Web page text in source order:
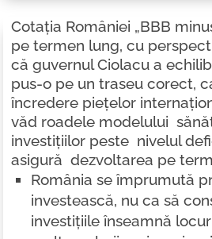
Cotația României „BBB
pe termen lung, cu
că guvernul Ciolacu a
pus-o pe un traseu corect,
încredere piețelor
văd roadele modelului
investițiilor peste nivelul
asigură dezvoltarea pe
România se împrumută
investească, nu ca să
investițiile înseamnă